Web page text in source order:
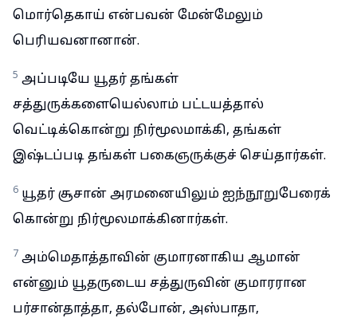
மொர்தெகாய் என்பவன் மேன்மேலும்
பெரியவனானான்.
5 அப்படியே யூதர் தங்கள்
சத்துருக்களையெல்லாம் பட்டயத்தால்
வெட்டிக்கொன்று நிர்மூலமாக்கி, தங்கள்
இஷ்டப்படி தங்கள் பகைஞருக்குச் செய்தார்கள்.
6 யூதர் சூசான் அரமனையிலும் ஐந்நூறுபேரைக்
கொன்று நிர்மூலமாக்கினார்கள்.
7 அம்மெதாத்தாவின் குமாரனாகிய ஆமான்
என்னும் யூதருடைய சத்துருவின் குமாரரான
பர்சான்தாத்தா, தல்போன், அஸ்பாதா,